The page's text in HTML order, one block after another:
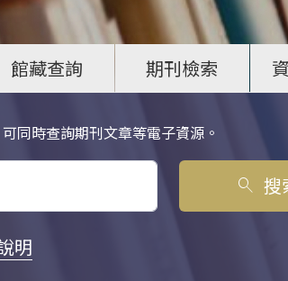
館藏查詢 期刊檢索
同時查詢期刊文章等電子資源。
search 搜
明